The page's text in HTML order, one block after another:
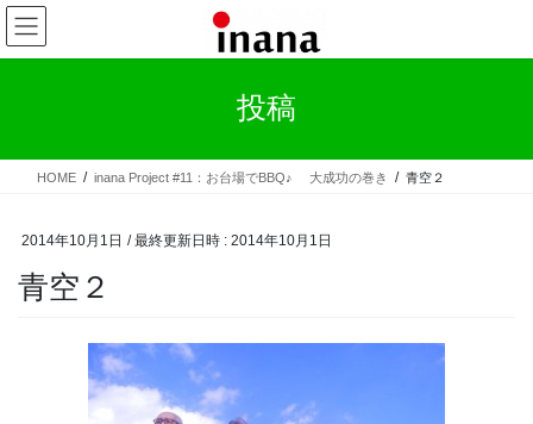
コ
ン
テ
ス
ナ
ビ
ゲ
ン
投稿
HOME inana Project #11：お台場でBBQ♪ 大成功の巻き 青空２
2014年10月1日 / 最終更新日時 : 2014年10月1日
青空２